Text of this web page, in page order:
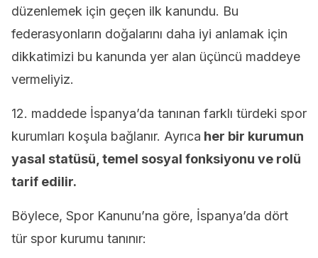
düzenlemek için geçen ilk kanundu. Bu
federasyonların doğalarını daha iyi anlamak için
dikkatimizi bu kanunda yer alan üçüncü maddeye
vermeliyiz.
12. maddede İspanya’da tanınan farklı türdeki spor
kurumları koşula bağlanır. Ayrıca her bir kurumun
yasal statüsü, temel sosyal fonksiyonu ve rolü
tarif edilir.
Böylece, Spor Kanunu’na göre, İspanya’da dört
tür spor kurumu tanınır: